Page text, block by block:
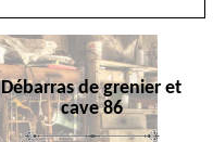
Débarras de grenier et
cave 86